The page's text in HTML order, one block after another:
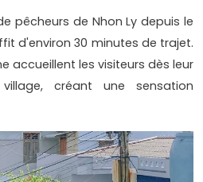
pêcheurs de Nhon Ly depuis le
d'environ 30 minutes de trajet.
accueillent les visiteurs dès leur
créant une sensation